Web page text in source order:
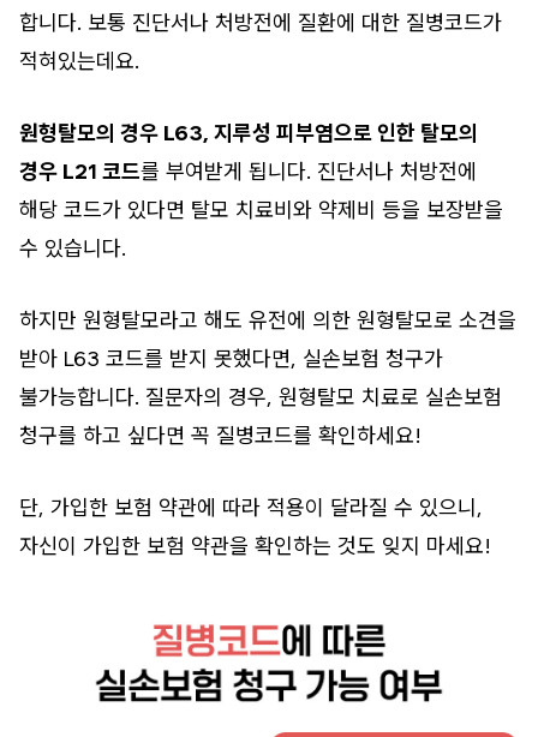
합니다. 보통 진단서나 처방전에 질환에 대한 질병코드가
적혀있는데요.
원형탈모의 경우 L63, 지루성 피부염으로 인한 탈모의
경우 L21 코드를 부여받게 됩니다. 진단서나 처방전에
해당 코드가 있다면 탈모 치료비와 약제비 등을 보장받을
수 있습니다.
하지만 원형탈모라고 해도 유전에 의한 원형탈모로 소견을
받아 L63 코드를 받지 못했다면, 실손보험 청구가
불가능합니다. 질문자의 경우, 원형탈모 치료로 실손보험
청구를 하고 싶다면 꼭 질병코드를 확인하세요!
단, 가입한 보험 약관에 따라 적용이 달라질 수 있으니,
자신이 가입한 보험 약관을 확인하는 것도 잊지 마세요!